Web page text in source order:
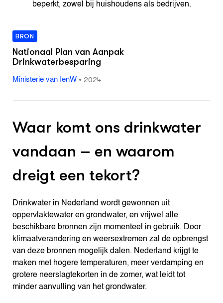
beperkt, zowel bij huishoudens als bedrijven.
BRON
Nationaal Plan van Aanpak
Drinkwaterbesparing
Ministerie van IenW• 2024
Waar komt ons drinkwater
vandaan – en waarom
dreigt een tekort?
Drinkwater in Nederland wordt gewonnen uit
oppervlaktewater en grondwater, en vrijwel alle
beschikbare bronnen zijn momenteel in gebruik. Door
klimaatverandering en weersextremen zal de opbrengst
van deze bronnen mogelijk dalen. Nederland krijgt te
maken met hogere temperaturen, meer verdamping en
grotere neerslagtekorten in de zomer, wat leidt tot
minder aanvulling van het grondwater.